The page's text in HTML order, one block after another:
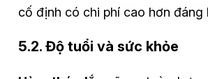
cố định có chi phí cao hơn đáng
5.2. Độ tuổi và sức khỏe